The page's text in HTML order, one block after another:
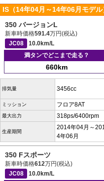
IS（14年04月～14年06月モデ
350 バージョンL
新車時価格591.4万円(税込)
JC08
10.0km/L
満タンでどこまで走る？
660km
排気量 3456cc
ミッション フロア8AT
最大出力 318ps/6400rpm
生産期間
2014年04月～
4年06月
350 Fスポーツ
新車時価格612万円(税込)
JC08
10.0km/L